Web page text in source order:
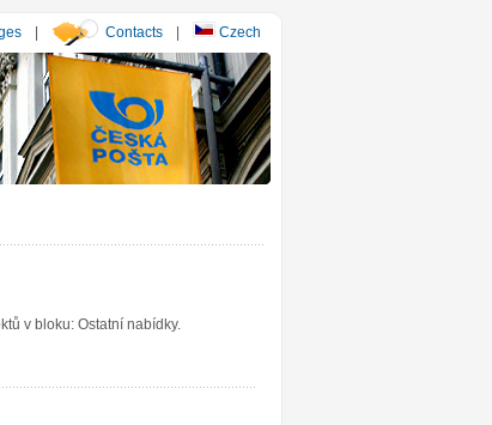
| Contacts | Czech
v bloku: Ostatní nabídky.